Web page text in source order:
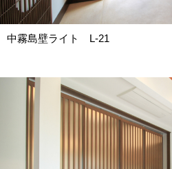
中霧島壁ライト L-21